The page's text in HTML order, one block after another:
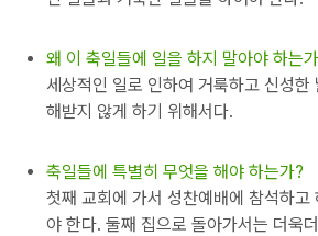
왜 이 축일들에 일을 하지 말아야 하는
세상적인 일로 인하여 거룩하고 신성한
해받지 않게 하기 위해서다.
축일들에 특별히 무엇을 해야 하는가?
첫째 교회에 가서 성찬예배에 참석하고
야 한다. 둘째 집으로 돌아가서는 더욱